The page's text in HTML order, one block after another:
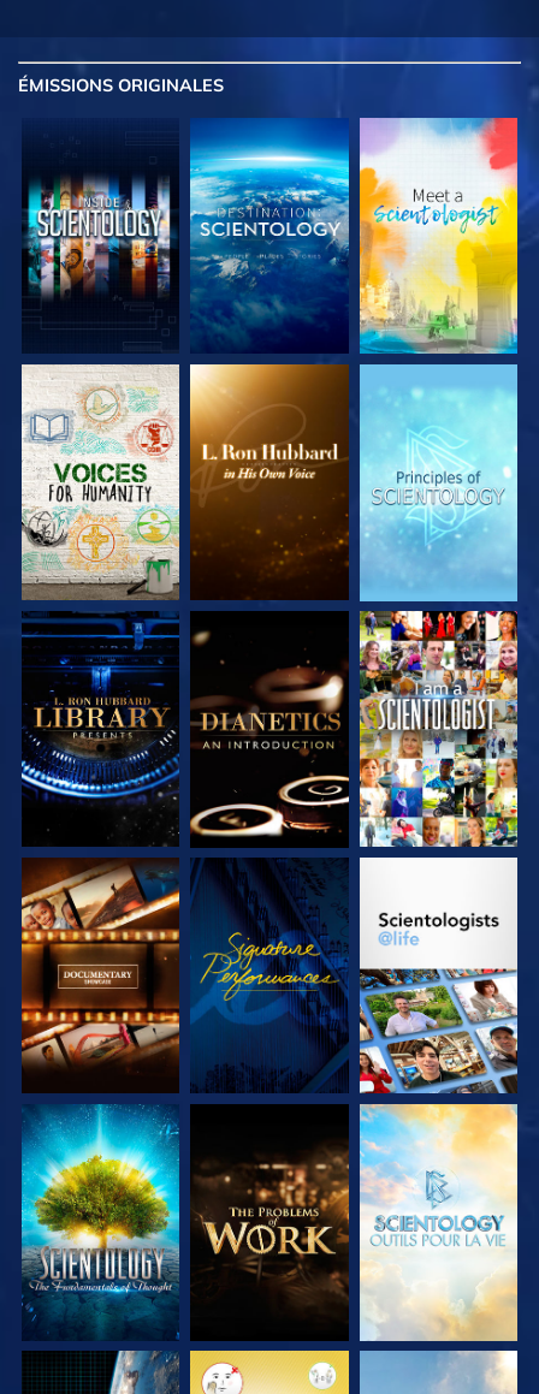
ÉMISSIONS ORIGINALES
DÉCOUVRIR LES
SÉRIES
DÉCOUVRIR LES
SÉRIES
DÉCOUVRIR LES
SÉRIES
DÉCOUVRIR LES
SÉRIES
DÉCOUVRIR LES
SÉRIES
REGARDER
DÉCOUVRIR LES
SÉRIES
REGARDER
DÉCOUVRIR LES
DÉCOUVRIR LES
SÉRIES
DÉCOUVRIR LES
SÉRIES
DÉCOUVRIR LES
SÉRIES